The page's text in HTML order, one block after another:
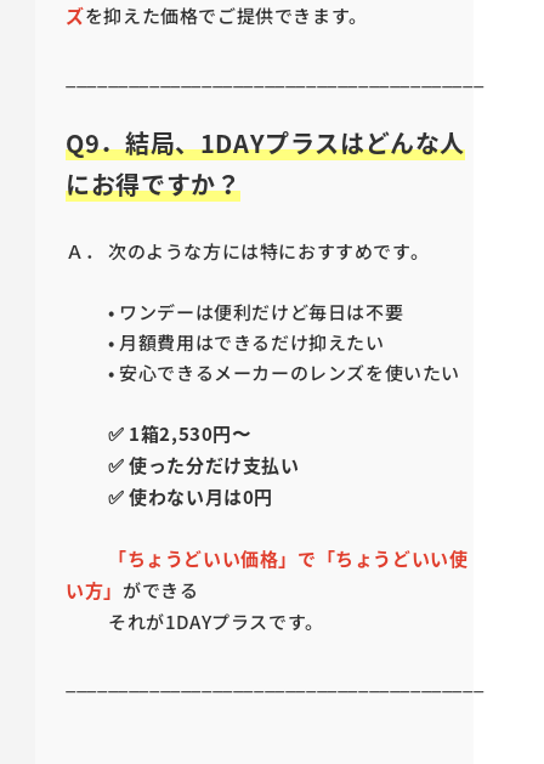
ズを抑えた価格でご提供できます。
Q9．結局、1DAYプラスはどんな人
にお得ですか？
Ａ． 次のような方には特におすすめです。
• ワンデーは便利だけど毎日は不要
• 月額費用はできるだけ抑えたい
• 安心できるメーカーのレンズを使いたい
✅ 1箱2,530円〜
✅ 使った分だけ支払い
✅ 使わない月は0円
「ちょうどいい価格」で「ちょうどいい使
い方」 ができる
それが1DAYプラスです。